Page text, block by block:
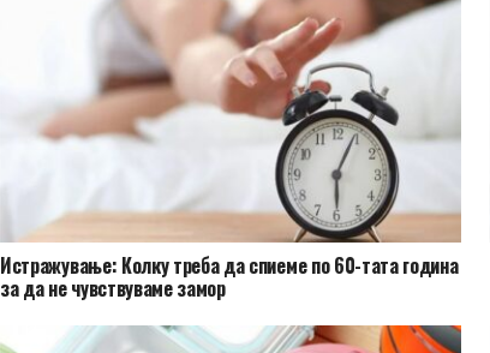
Истражување: Колку треба да спиеме по 60-тата година
за да не чувствуваме замор